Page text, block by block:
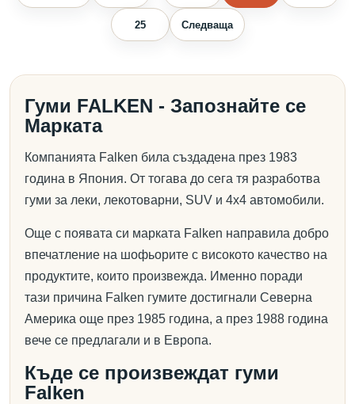
25 Следваща
Гуми FALKEN - Запознайте се
Марката
Компанията Falken била създадена през 1983
година в Япония. От тогава до сега тя разработва
гуми за леки, лекотоварни, SUV и 4х4 автомобили.
Още с появата си марката Falken направила добро
впечатление на шофьорите с високото качество на
продуктите, които произвежда. Именно поради
тази причина Falken гумите достигнали Северна
Америка още през 1985 година, а през 1988 година
вече се предлагали и в Европа.
Къде се произвеждат гуми
Falken